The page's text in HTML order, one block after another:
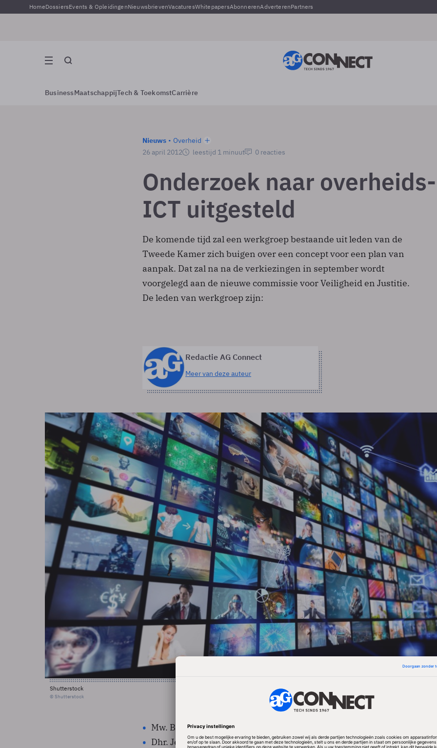
HomeDossiersEvents & OpleidingenNieuwsbrievenVacaturesWhitepapersAbonnerenAdverterenPartners
BusinessMaatschappijTech & ToekomstCarrière
Nieuws
Overheid
26 april 2012
leestijd 1 minuut 0 reacties
Onderzoek naar overheids-
ICT uitgesteld
De komende tijd zal een werkgroep bestaande uit leden van de
Tweede Kamer zich buigen over een concept voor een plan van
aanpak. Dat zal na na de verkiezingen in september wordt
voorgelegd aan de nieuwe commissie voor Veiligheid en Justitie.
De leden van werkgroep zijn:
Redactie AG Connect
Meer van deze auteur
Shutterstock
© Shutterstock
Mw. Brigitte van der Burg (VVD, voorzitter)
Dhr. Jeroen de Lange (PvdA)